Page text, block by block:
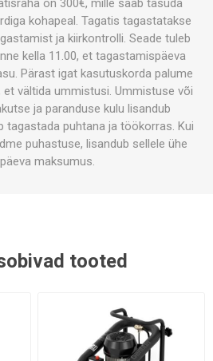
on 300€, mille saab tasuda
kohapeal. Tagatis tagastatakse
ja kiirkontrolli. Seade tuleb
kella 11.00, et tagastamispäeva
Pärast igat kasutuskorda palume
vältida ummistusi. Ummistuse või
ja paranduse kulu lisandub
tagastada puhtana ja töökorras. Kui
puhastuse, lisandub sellele ühe
maksumus.
tooted